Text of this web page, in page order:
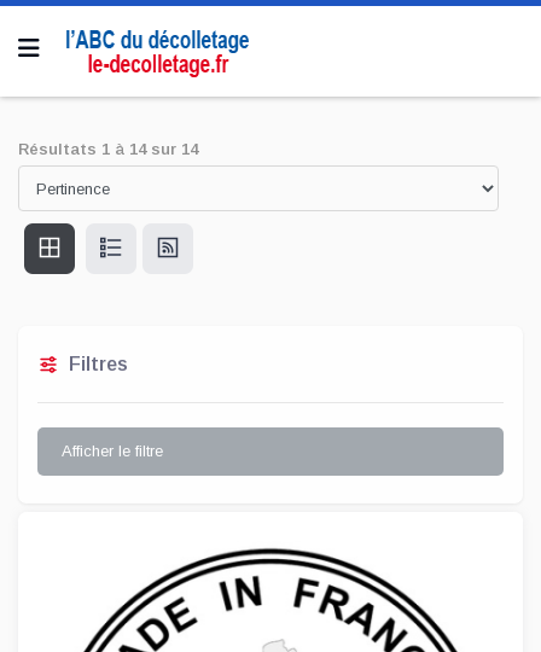
Résultats 1 à 14sur 14
Filtres
Afficher le filtre